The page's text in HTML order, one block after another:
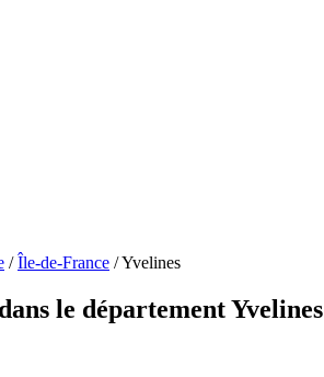
/Île-de-France /Yvelines
le département Yvelines